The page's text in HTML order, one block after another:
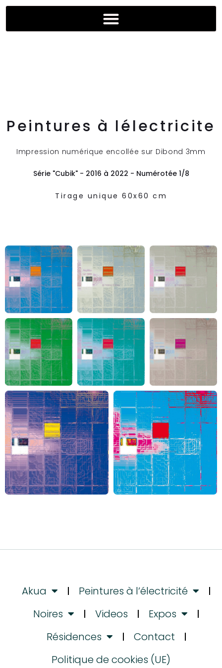
Peintures à lélectricite
Impression numérique encollée sur Dibond 3mm
Série "Cubik" - 2016 à 2022 - Numérotée 1/8
Tirage unique 60x60 cm
Akua
Peintures à l’électricité
Noires
Videos
Expos
Résidences
Contact
Politique de cookies (UE)